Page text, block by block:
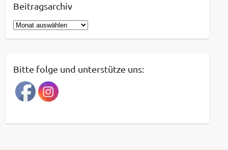
Beitragsarchiv
B
e
r
a
g
a
Bitte folge und unterstütze uns: